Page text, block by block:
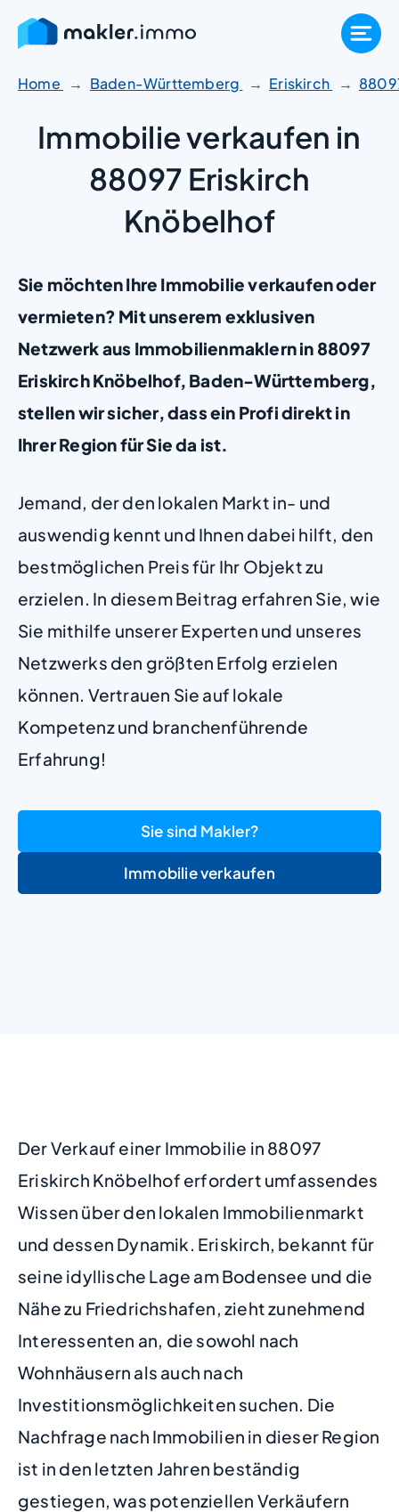
Zum
Inhalt
springen
Home Baden-Württemberg Eriskirch
Immobilie verkaufen in
88097 Eriskirch
Knöbelhof
Sie möchten Ihre Immobilie verkaufen oder
vermieten? Mit unserem exklusiven
Netzwerk aus Immobilienmaklern in 88097
Eriskirch Knöbelhof, Baden-Württemberg,
stellen wir sicher, dass ein Profi direkt in
Ihrer Region für Sie da ist.
Jemand, der den lokalen Markt in- und
auswendig kennt und Ihnen dabei hilft, den
bestmöglichen Preis für Ihr Objekt zu
erzielen. In diesem Beitrag erfahren Sie, wie
Sie mithilfe unserer Experten und unseres
Netzwerks den größten Erfolg erzielen
können. Vertrauen Sie auf lokale
Kompetenz und branchenführende
Erfahrung!
Sie sind Makler?
Immobilie verkaufen
Der Verkauf einer Immobilie in 88097
Eriskirch Knöbelhof erfordert umfassendes
Wissen über den lokalen Immobilienmarkt
und dessen Dynamik. Eriskirch, bekannt für
seine idyllische Lage am Bodensee und die
Nähe zu Friedrichshafen, zieht zunehmend
Interessenten an, die sowohl nach
Wohnhäusern als auch nach
Investitionsmöglichkeiten suchen. Die
Nachfrage nach Immobilien in dieser Region
ist in den letzten Jahren beständig
gestiegen, was potenziellen Verkäufern